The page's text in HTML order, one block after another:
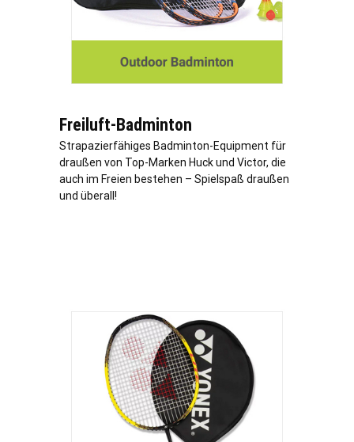
Freiluft-Badminton
Strapazierfähiges Badminton-Equipment für
draußen von Top-Marken Huck und Victor, die
auch im Freien bestehen – Spielspaß draußen
und überall!